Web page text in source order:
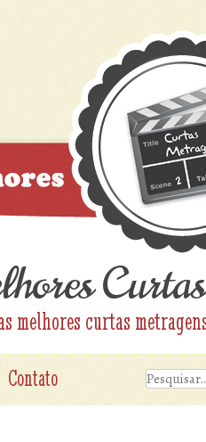
Curtas
melhores curtas
Contato